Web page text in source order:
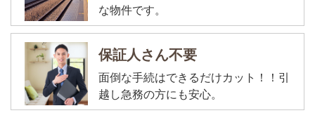
な物件です。
保証人さん不要
面倒な手続はできるだけカット！！引
越し急務の方にも安心。